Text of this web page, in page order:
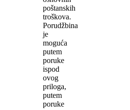
poštanskih
troškova.
Porudžbina
je
moguća
putem
poruke
ispod
ovog
priloga,
putem
poruke